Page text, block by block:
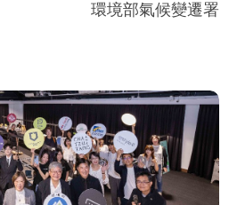
環境部氣候變遷署